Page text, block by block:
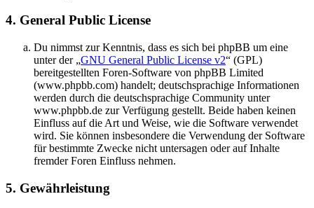
4. General Public License
Du nimmst zur Kenntnis, dass es sich bei phpBB um eine
unter der „GNU General Public License v2“ (GPL)
bereitgestellten Foren-Software von phpBB Limited
(www.phpbb.com) handelt; deutschsprachige Informationen
werden durch die deutschsprachige Community unter
www.phpbb.de zur Verfügung gestellt. Beide haben keinen
Einfluss auf die Art und Weise, wie die Software verwendet
wird. Sie können insbesondere die Verwendung der Software
für bestimmte Zwecke nicht untersagen oder auf Inhalte
fremder Foren Einfluss nehmen.
5. Gewährleistung